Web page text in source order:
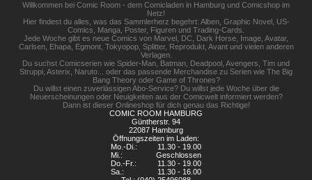
Willkommen bei Comic Room - dem Comicladen in Hamburg und Comicshop im
Netz!
Hier findest du alles, was das Sammlerherz begehrt: Alben, Graphic Novel, US-
Comics, Manga, Poster, Figuren und Trading-Cards.
Jede Woche gibt es neue Comics von Marvel, DC, Dark Horse, Image, Avatar,
Carlsen, Ehapa, Egmont, Tokyopop, Splitter, Reprodukt, Avant und vielen anderen
Verlagen.
Du suchst Comicserien wie Spider-Man, Batman, Deadpool, Avengers, Tim und
Struppi, Asterix, Naruto... oder das passende Merchandise zu Serien wie The Big
Bang Theory oder Game of Thrones?
Du willst einen zuverlässigen Abo-Service? Du willst jede Woche über die
Neuerscheinungen oder Neuigkeiten aus der Comicwelt informiert werden?
Dann ist dieser Onlineshop für dich genau das Richtige!
COMIC ROOM HAMBURG
Güntherstr. 94
22087 Hamburg
Öffnungszeiten im Laden:
Mo.-Di.:
11.30 - 19.00
Mi.:
Geschlossen
Do.-Fr.:
11.30 - 19.00
Sa.:
11.30 - 16.00